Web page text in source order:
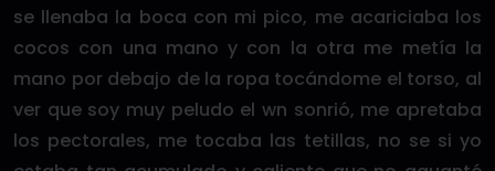
se llenaba la boca con mi pico, me acariciaba los
cocos con una mano y con la otra me metía la
mano por debajo de la ropa tocándome el torso, al
ver que soy muy peludo el wn sonrió, me apretaba
los pectorales, me tocaba las tetillas, no se si yo